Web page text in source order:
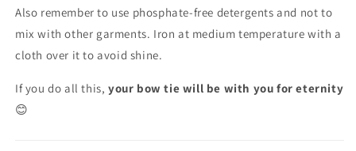
Also remember to use phosphate-free detergents and not to
mix with other garments. Iron at medium temperature with a
cloth over it to avoid shine.
If you do all this, your bow tie will be with you for eternity
😊